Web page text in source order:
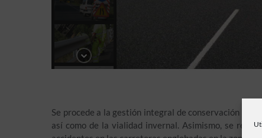
Se procede a la gestión integral de conservación de
así como de la vialidad invernal. Asimismo, se